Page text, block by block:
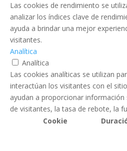
Las cookies de rendimiento se
analizar los índices clave de
ayuda a brindar una mejor
visitantes.
Analítica
Analítica
Las cookies analíticas se utilizan
interactúan los visitantes con el
ayudan a proporcionar
de visitantes, la tasa de rebote, la
Cookie